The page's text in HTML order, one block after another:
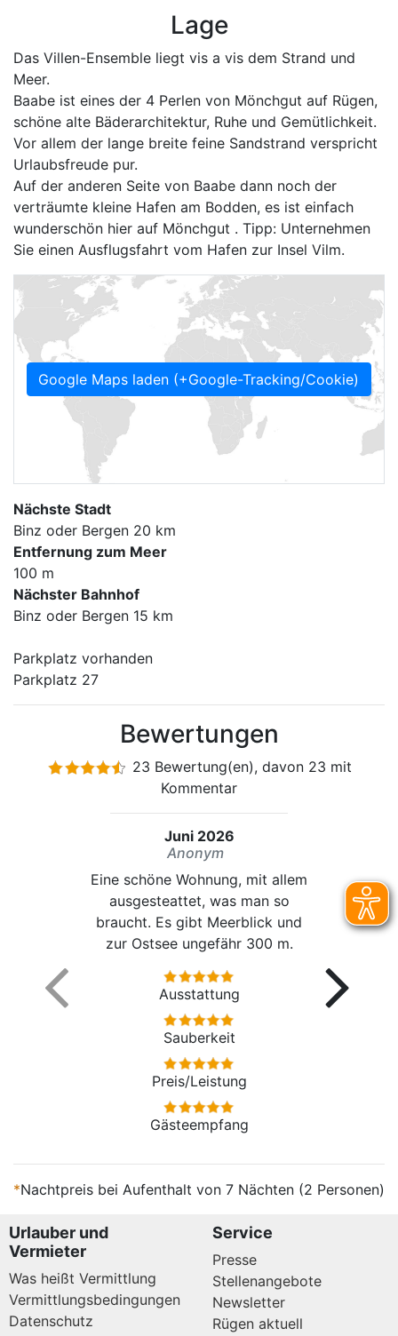
Lage
Das Villen-Ensemble liegt vis a vis dem Strand und
Meer.
Baabe ist eines der 4 Perlen von Mönchgut auf Rügen,
schöne alte Bäderarchitektur, Ruhe und Gemütlichkeit.
Vor allem der lange breite feine Sandstrand verspricht
Urlaubsfreude pur.
Auf der anderen Seite von Baabe dann noch der
verträumte kleine Hafen am Bodden, es ist einfach
wunderschön hier auf Mönchgut . Tipp: Unternehmen
Sie einen Ausflugsfahrt vom Hafen zur Insel Vilm.
Google Maps laden (+Google-Tracking/Cookie)
Nächste Stadt
Binz oder Bergen 20 km
Entfernung zum Meer
100 m
Nächster Bahnhof
Binz oder Bergen 15 km
Parkplatz vorhanden
Parkplatz 27
Bewertungen
23 Bewertung(en), davon 23 mit
Kommentar
Juni 2026
Anonym
Eine schöne Wohnung, mit allem
ausgesteattet, was man so
braucht. Es gibt Meerblick und
zur Ostsee ungefähr 300 m.
Ausstattung
Sauberkeit
Preis/Leistung
Gästeempfang
*Nachtpreis bei Aufenthalt von 7 Nächten (2 Personen)
Urlauber und
Vermieter
Was heißt Vermittlung
Vermittlungsbedingungen
Datenschutz
Service
Presse
Stellenangebote
Newsletter
Rügen aktuell